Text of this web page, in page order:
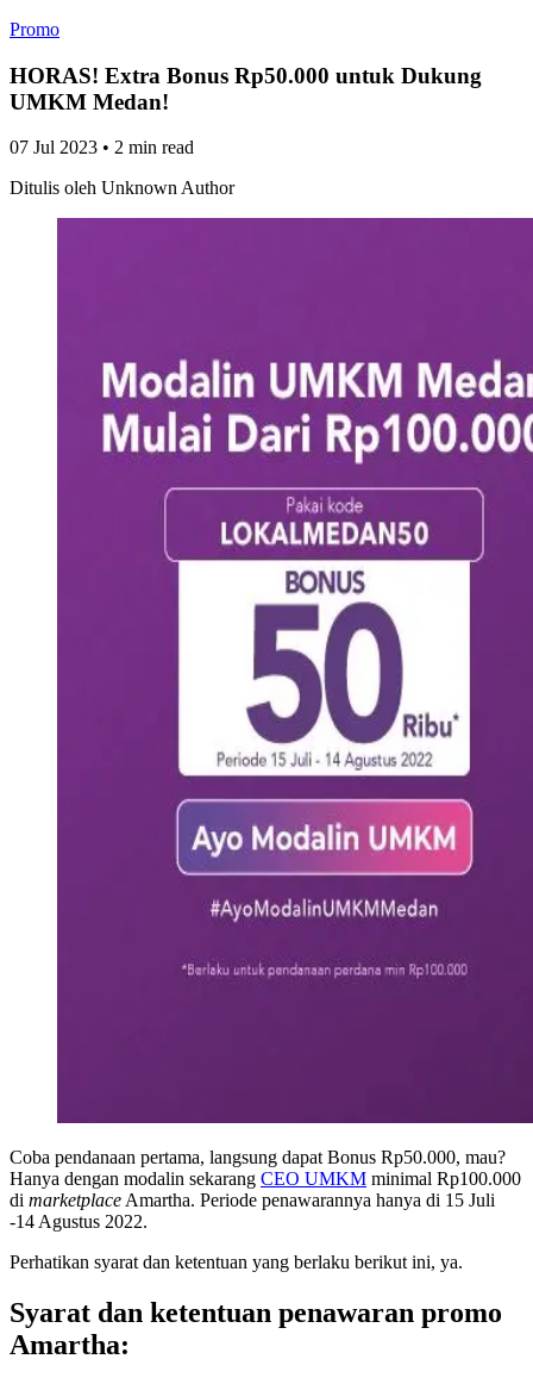
Promo
HORAS! Extra Bonus Rp50.000 untuk Dukung
UMKM Medan!
07 Jul 2023 • 2 min read
Ditulis oleh Unknown Author
Coba pendanaan pertama, langsung dapat Bonus Rp50.000, mau?
Hanya dengan modalin sekarang CEO UMKM minimal Rp100.000
di marketplaceAmartha. Periode penawarannya hanya di 15 Juli
-14 Agustus 2022.
Perhatikan syarat dan ketentuan yang berlaku berikut ini, ya.
Syarat dan ketentuan penawaran promo
Amartha: